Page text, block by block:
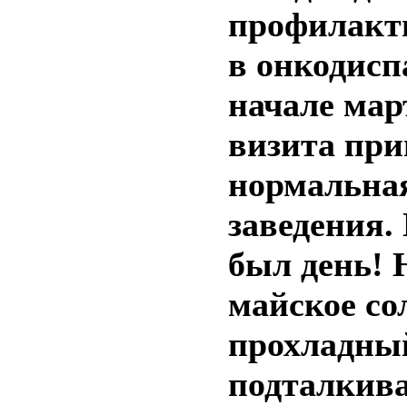
в
начале
визита
был день!
майское